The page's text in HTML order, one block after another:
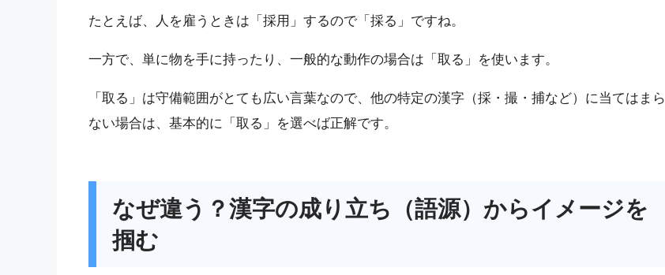
たとえば、人を雇うときは「採用」するので「採る」ですね。
一方で、単に物を手に持ったり、一般的な動作の場合は「取る」を使います。
「取る」は守備範囲がとても広い言葉なので、他の特定の漢字（採・撮・捕など）に当てはまら
ない場合は、基本的に「取る」を選べば正解です。
なぜ違う？漢字の成り立ち（語源）からイメージを
掴む